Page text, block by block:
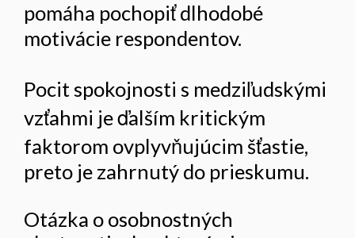
pomáha pochopiť dlhodobé
motivácie respondentov.
Pocit spokojnosti s medziľudskými
vzťahmi je ďalším kritickým
faktorom ovplyvňujúcim šťastie,
preto je zahrnutý do prieskumu.
Otázka o osobnostných